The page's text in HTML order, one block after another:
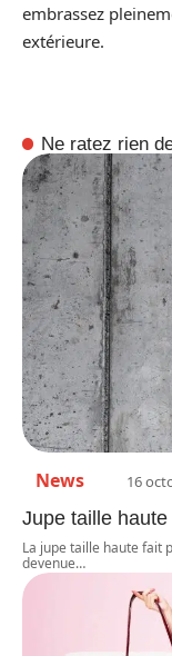
embrassez
extérieure.
Ne ratez rien
News 16
Jupe taille
La jupe taille haute fait
devenue…